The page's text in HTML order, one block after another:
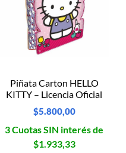
Piñata Carton HELLO
KITTY – Licencia Oficial
$5.800,00
3 Cuotas SIN interés de
$1.933,33